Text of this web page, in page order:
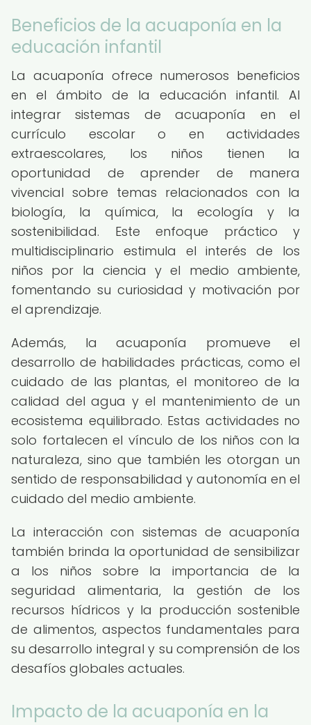
Beneficios de la acuaponía en la
educación infantil
La acuaponía ofrece numerosos beneficios
en el ámbito de la educación infantil. Al
integrar sistemas de acuaponía en el
currículo escolar o en actividades
extraescolares, los niños tienen la
oportunidad de aprender de manera
vivencial sobre temas relacionados con la
biología, la química, la ecología y la
sostenibilidad. Este enfoque práctico y
multidisciplinario estimula el interés de los
niños por la ciencia y el medio ambiente,
fomentando su curiosidad y motivación por
el aprendizaje.
Además, la acuaponía promueve el
desarrollo de habilidades prácticas, como el
cuidado de las plantas, el monitoreo de la
calidad del agua y el mantenimiento de un
ecosistema equilibrado. Estas actividades no
solo fortalecen el vínculo de los niños con la
naturaleza, sino que también les otorgan un
sentido de responsabilidad y autonomía en el
cuidado del medio ambiente.
La interacción con sistemas de acuaponía
también brinda la oportunidad de sensibilizar
a los niños sobre la importancia de la
seguridad alimentaria, la gestión de los
recursos hídricos y la producción sostenible
de alimentos, aspectos fundamentales para
su desarrollo integral y su comprensión de los
desafíos globales actuales.
Impacto de la acuaponía en la